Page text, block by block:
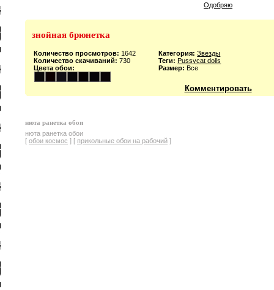
Одобряю
знойная брюнетка
Количество просмотров: 1642
Количество скачиваний: 730
Цвета обои:
Категория: Звезды
Теги: Pussycat dolls
Размер: Все
Комментировать
нюта ранетка обои
нюта ранетка обои
[ обои космос ] [ прикольные обои на рабочий ]